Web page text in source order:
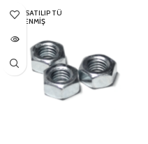
HEPSI SATILIP TÜ
KENMIŞ